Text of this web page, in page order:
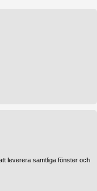
leverera samtliga fönster och